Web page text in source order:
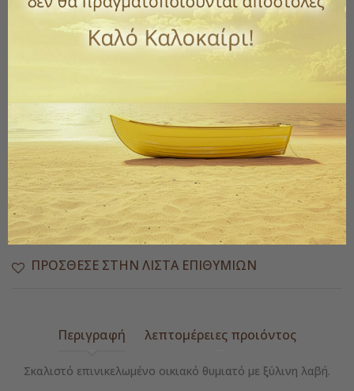
Σκαλιστό επινικελωμένο οικιακό θυμιατό με ξύλινη λαβή.
Ποσότητα
ΑΓΟΡΆ
Εξαντλημένο
ΠΡΌΣΘΕΣΕ ΣΤΗΝ ΛΊΣΤΑ ΕΠΙΘΥΜΙΏΝ
Περιγραφή λεπτομέρειες προιόντος
Σκαλιστό επινικελωμένο οικιακό θυμιατό με ξύλινη λαβή.